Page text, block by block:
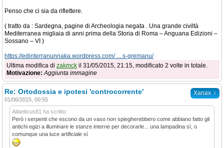
Penso che ci sia da riflettere.
( tratto da : Sardegna, pagine di Archeologia negata . Una grande civiltà
Mediterranea migliaia di anni prima della Storia di Roma – Anguana Edizioni –
Sossano – VI )
https://edinterranunnaka.wordpress.com/ ... s-gremanu/
Ultima modifica di zakmck il 31/05/2015, 21:15, modificato 2 volte in totale.
Motivazione: Aggiunta immagine
Xanax ↓
Re: Ortodossia e ipotesi 'controcorrente'
01/06/2015, 00:55
Atlanticus81 ha scritto:
Però i serpenti che escono da un vaso non spiegherebbero come abbiano fatto gli
antichi egizi a illuminare le stanze interne per decorarle... una lampadina sì, o
comunque una luce artificiale sì